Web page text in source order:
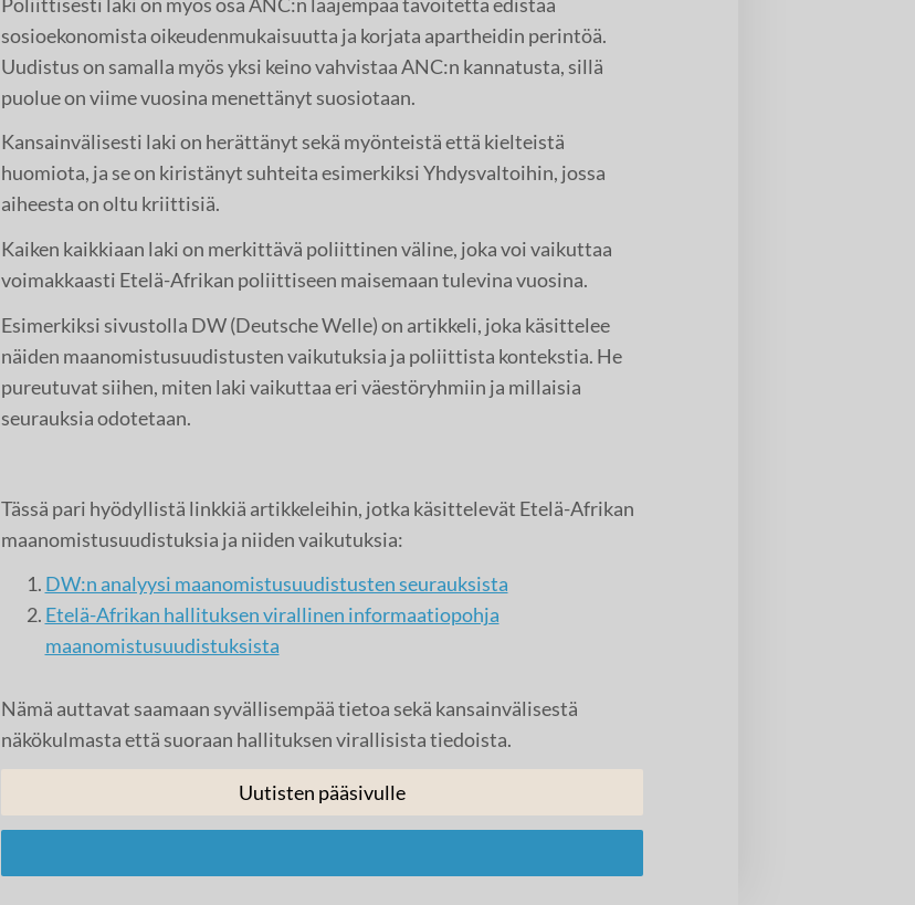
sosioekonomista oikeudenmukaisuutta ja korjata apartheidin perintöä.
Uudistus on samalla myös yksi keino vahvistaa ANC:n kannatusta, sillä
puolue on viime vuosina menettänyt suosiotaan.
Kansainvälisesti laki on herättänyt sekä myönteistä että kielteistä
huomiota, ja se on kiristänyt suhteita esimerkiksi Yhdysvaltoihin, jossa
aiheesta on oltu kriittisiä.
Kaiken kaikkiaan laki on merkittävä poliittinen väline, joka voi vaikuttaa
voimakkaasti Etelä-Afrikan poliittiseen maisemaan tulevina vuosina.
Esimerkiksi sivustolla DW (Deutsche Welle) on artikkeli, joka käsittelee
näiden maanomistusuudistusten vaikutuksia ja poliittista kontekstia. He
pureutuvat siihen, miten laki vaikuttaa eri väestöryhmiin ja millaisia
seurauksia odotetaan.
Tässä pari hyödyllistä linkkiä artikkeleihin, jotka käsittelevät Etelä-Afrikan
maanomistusuudistuksia ja niiden vaikutuksia:
DW:n analyysi maanomistusuudistusten seurauksista
Etelä-Afrikan hallituksen virallinen informaatiopohja
maanomistusuudistuksista
Nämä auttavat saamaan syvällisempää tietoa sekä kansainvälisestä
näkökulmasta että suoraan hallituksen virallisista tiedoista.
Uutisten pääsivulle